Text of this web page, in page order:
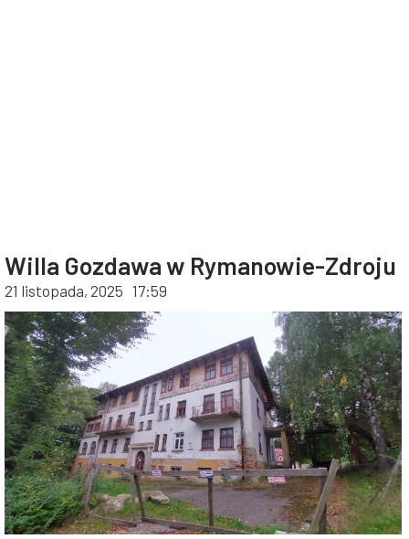
Willa Gozdawa w Rymanowie-Zdroju
21 listopada, 2025 17:59